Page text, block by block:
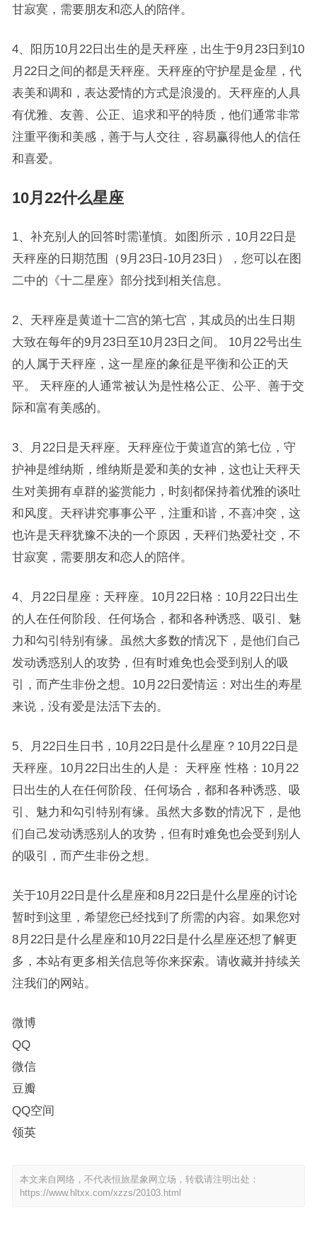
甘寂寞，需要朋友和恋人的陪伴。
4、阳历10月22日出生的是天秤座，出生于9月23日到10
月22日之间的都是天秤座。天秤座的守护星是金星，代
表美和调和，表达爱情的方式是浪漫的。天秤座的人具
有优雅、友善、公正、追求和平的特质，他们通常非常
注重平衡和美感，善于与人交往，容易赢得他人的信任
和喜爱。
10月22什么星座
1、补充别人的回答时需谨慎。如图所示，10月22日是
天秤座的日期范围（9月23日-10月23日），您可以在图
二中的《十二星座》部分找到相关信息。
2、天秤座是黄道十二宫的第七宫，其成员的出生日期
大致在每年的9月23日至10月23日之间。 10月22号出生
的人属于天秤座，这一星座的象征是平衡和公正的天
平。 天秤座的人通常被认为是性格公正、公平、善于交
际和富有美感的。
3、月22日是天秤座。天秤座位于黄道宫的第七位，守
护神是维纳斯，维纳斯是爱和美的女神，这也让天秤天
生对美拥有卓群的鉴赏能力，时刻都保持着优雅的谈吐
和风度。天秤讲究事事公平，注重和谐，不喜冲突，这
也许是天秤犹豫不决的一个原因，天秤们热爱社交，不
甘寂寞，需要朋友和恋人的陪伴。
4、月22日星座：天秤座。10月22日格：10月22日出生
的人在任何阶段、任何场合，都和各种诱惑、吸引、魅
力和勾引特别有缘。虽然大多数的情况下，是他们自己
发动诱惑别人的攻势，但有时难免也会受到别人的吸
引，而产生非份之想。10月22日爱情运：对出生的寿星
来说，没有爱是法活下去的。
5、月22日生日书，10月22日是什么星座？10月22日是
天秤座。10月22日出生的人是： 天秤座 性格：10月22
日出生的人在任何阶段、任何场合，都和各种诱惑、吸
引、魅力和勾引特别有缘。虽然大多数的情况下，是他
们自己发动诱惑别人的攻势，但有时难免也会受到别人
的吸引，而产生非份之想。
关于10月22日是什么星座和8月22日是什么星座的讨论
暂时到这里，希望您已经找到了所需的内容。如果您对
8月22日是什么星座和10月22日是什么星座还想了解更
多，本站有更多相关信息等你来探索。请收藏并持续关
注我们的网站。
微博
QQ
微信
豆瓣
QQ空间
领英
本文来自网络，不代表恒旅星象网立场，转载请注明出处：
https://www.hltxx.com/xzzs/20103.html